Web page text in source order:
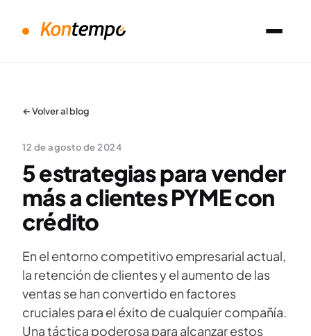
← Volver al blog
12 de agosto de 2024
5 estrategias para vender
más a clientes PYME con
crédito
En el entorno competitivo empresarial actual,
la retención de clientes y el aumento de las
ventas se han convertido en factores
cruciales para el éxito de cualquier compañía.
Una táctica poderosa para alcanzar estos